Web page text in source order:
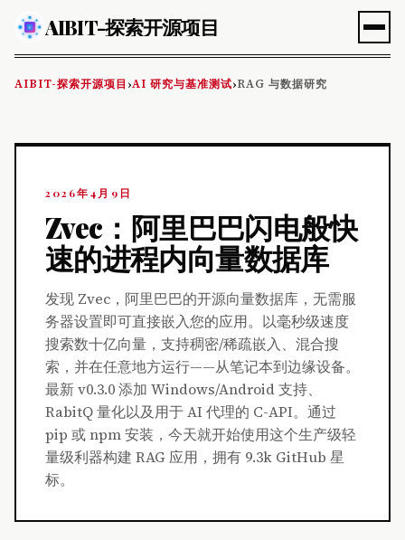
AIBIT-探索开源项目
AIBIT-探索开源项目 ›AI 研究与基准测试›RAG 与数据研究
2026年4月9日
Zvec：阿里巴巴闪电般快
速的进程内向量数据库
发现 Zvec，阿里巴巴的开源向量数据库，无需服
务器设置即可直接嵌入您的应用。以毫秒级速度
搜索数十亿向量，支持稠密/稀疏嵌入、混合搜
索，并在任意地方运行——从笔记本到边缘设备。
最新 v0.3.0 添加 Windows/Android 支持、
RabitQ 量化以及用于 AI 代理的 C-API。通过
pip 或 npm 安装，今天就开始使用这个生产级轻
量级利器构建 RAG 应用，拥有 9.3k GitHub 星
标。